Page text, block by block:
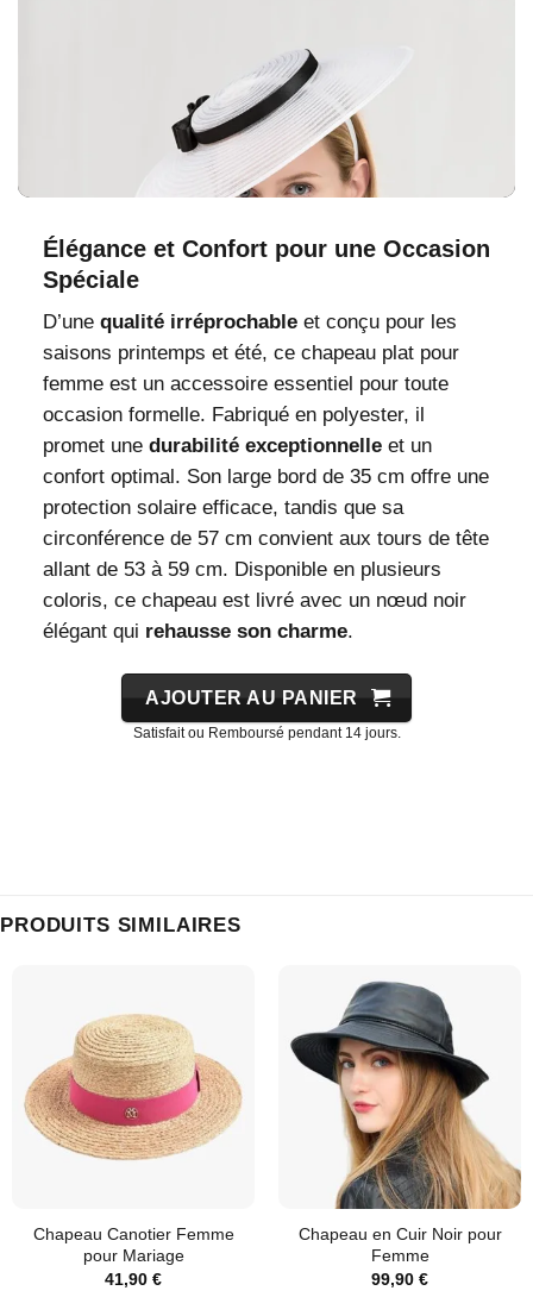
Élégance et Confort pour une Occasion
Spéciale
D’une qualité irréprochableet conçu pour les
saisons printemps et été, ce chapeau plat pour
femme est un accessoire essentiel pour toute
occasion formelle. Fabriqué en polyester, il
promet une durabilité exceptionnelleet un
confort optimal. Son large bord de 35 cm offre une
protection solaire efficace, tandis que sa
circonférence de 57 cm convient aux tours de tête
allant de 53 à 59 cm. Disponible en plusieurs
coloris, ce chapeau est livré avec un nœud noir
élégant qui rehausse son charme.
AJOUTER AU PANIER
Satisfait ou Remboursé pendant 14 jours.
PRODUITS SIMILAIRES
Chapeau Canotier Femme
pour Mariage
41,90 €
Chapeau en Cuir Noir pour
Femme
99,90 €